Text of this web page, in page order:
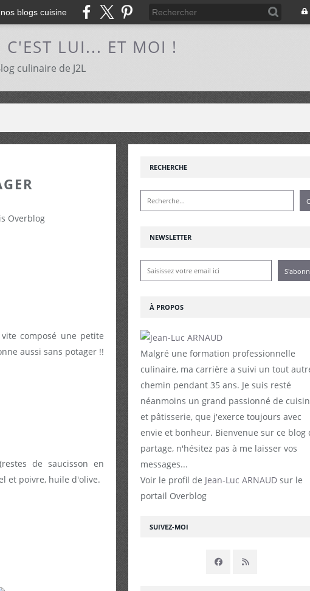
blogs cuisine
C'EST LUI... ET MOI !
culinaire de J2L
Overblog
composé une petite
aussi sans potager !!
de saucisson en
et poivre, huile d'olive.
NEWSLETTER
SUIVEZ-MOI
RECHERCHE
À PROPOS
Malgré une formation professionnelle
culinaire, ma carrière a suivi un tout
chemin pendant 35 ans. Je suis resté
néanmoins un grand passionné de
et pâtisserie, que j'exerce toujours avec
envie et bonheur. Bienvenue sur ce blog
partage, n'hésitez pas à me laisser vos
messages...
Voir le profil de Jean-Luc ARNAUD sur le
portail Overblog